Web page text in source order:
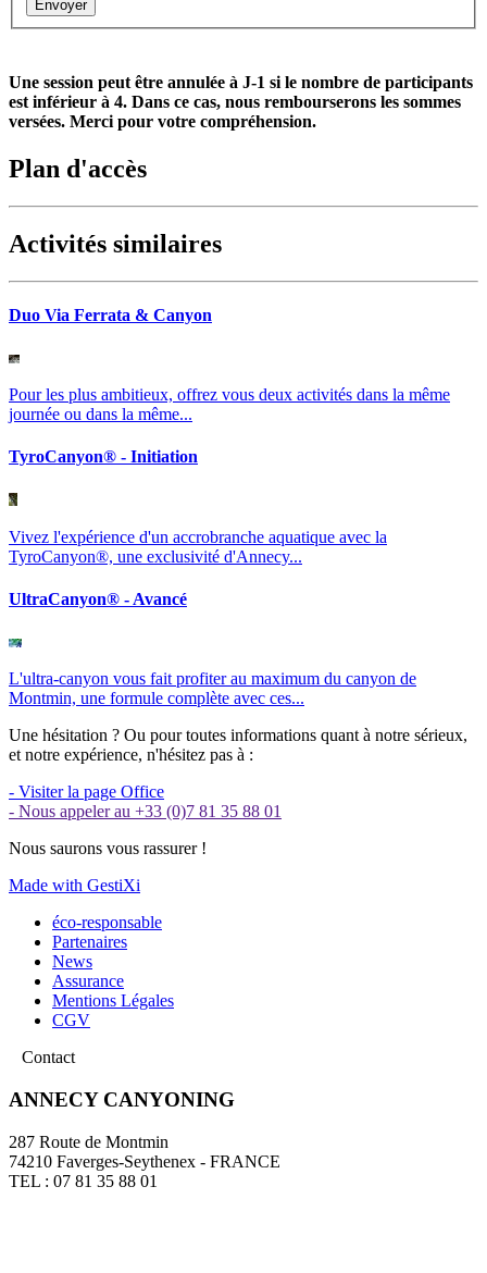
Une session peut être annulée à J-1 si le nombre de participants
est inférieur à 4. Dans ce cas, nous rembourserons les sommes
versées. Merci pour votre compréhension.
Plan d'accès
Activités similaires
Duo Via Ferrata & Canyon
Pour les plus ambitieux, offrez vous deux activités dans la même
journée ou dans la même...
TyroCanyon® - Initiation
Vivez l'expérience d'un accrobranche aquatique avec la
TyroCanyon®, une exclusivité d'Annecy...
UltraCanyon® - Avancé
L'ultra-canyon vous fait profiter au maximum du canyon de
Montmin, une formule complète avec ces...
Une hésitation ? Ou pour toutes informations quant à notre sérieux,
et notre expérience, n'hésitez pas à :
- Visiter la page Office
- Nous appeler au +33 (0)7 81 35 88 01
Nous saurons vous rassurer !
Made with GestiXi
éco-responsable
Partenaires
News
Assurance
Mentions Légales
CGV
Contact
ANNECY CANYONING
287 Route de Montmin
74210 Faverges-Seythenex - FRANCE
TEL : 07 81 35 88 01